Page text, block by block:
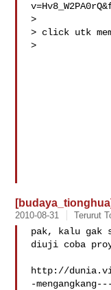
>
> click utk
>
2010-08-31 Terurut
pak, kalu gak
diuji coba
http://
-